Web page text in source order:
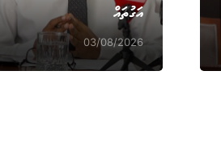
އަގުތައް
03/08/2026